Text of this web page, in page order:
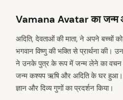
Vamana Avatar का जन्म
अदिति, देवताओं की माता, ने अपने बच्चों
भगवान विष्णु की भक्ति से प्रार्थना की।
ने उनके पुत्र के रूप में जन्म लेने का वचन
जन्म कश्यप ऋषि और अदिति के घर हुआ।
ज्ञान और दिव्य गुणों का प्रदर्शन किया।